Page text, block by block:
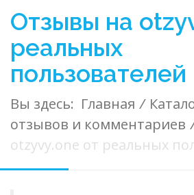
Отзывы на
реальных
пользователей
Вы здесь: Главная /
отзывов и комментариев
otzyvy.one от реальных